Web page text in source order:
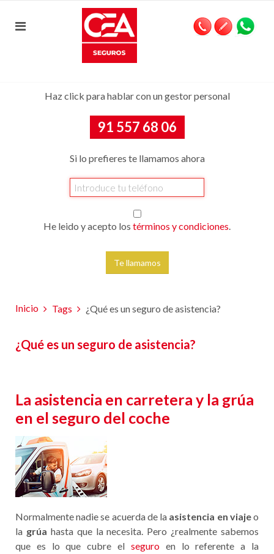
Haz click para hablar con un gestor personal
91 557 68 06
Si lo prefieres te llamamos ahora
He leido y acepto los términos y condiciones.
Inicio Tags ¿Qué es un seguro de asistencia?
¿Qué es un seguro de asistencia?
La asistencia en carretera y la grúa
en el seguro del coche
Normalmente nadie se acuerda de la asistencia en viajeo
la grúa hasta que la necesita. Pero ¿realmente sabemos
que es lo que cubre el seguroen lo referente a la